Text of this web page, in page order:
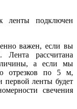
ленты подключен
важен, если вы
Лента рассчитана
а если мы
отрезков по 5 м,
первой ленты будет
свечения